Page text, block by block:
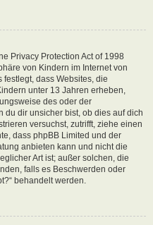
Privacy Protection Act of 1998
von Kindern im Internet von
dass Websites, die
unter 13 Jahren erheben,
des oder der
du dir unsicher bist, ob dies auf dich
versuchst, zutrifft, ziehe einen
dass phpBB Limited und der
anbieten kann und nicht die
Art ist; außer solchen, die
falls es Beschwerden oder
behandelt werden.